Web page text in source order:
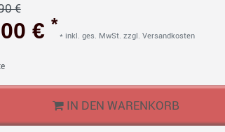
€
€ *
* inkl. ges. MwSt. zzgl. Versandkosten
IN DEN WARENKORB